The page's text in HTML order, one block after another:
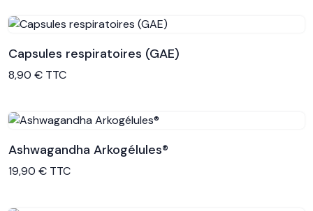
Voir le produit
Capsules respiratoires (GAE)
8,90 € TTC
Voir le produit
Ashwagandha Arkogélules®
19,90 € TTC